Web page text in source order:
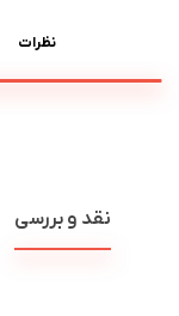
نظرات
نقد و بررسی